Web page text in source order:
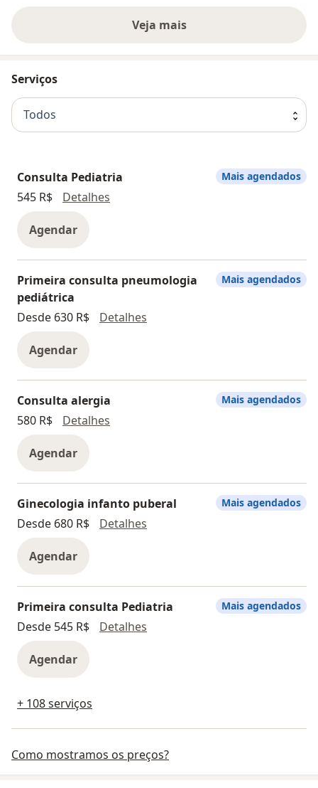
Veja mais
Serviços
Todos
Consulta Pediatria
545 R$
Detalhes
Agendar
Mais agendados
Primeira consulta pneumologia
pediátrica
Desde 630 R$
Detalhes
Agendar
Mais agendados
Consulta alergia
580 R$
Detalhes
Agendar
Mais agendados
Ginecologia infanto puberal
Desde 680 R$
Detalhes
Agendar
Mais agendados
Primeira consulta Pediatria
Desde 545 R$
Detalhes
Agendar
Mais agendados
+ 108 serviços
Como mostramos os preços?